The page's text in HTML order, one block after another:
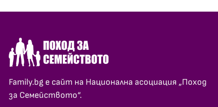
Family.bg е сайт на Национална асоциация „Поход
за Семейството“.